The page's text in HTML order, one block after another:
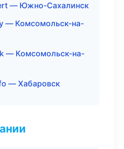
— Южно-Сахалинск
— Комсомольск-на-
— Комсомольск-на-
— Хабаровск